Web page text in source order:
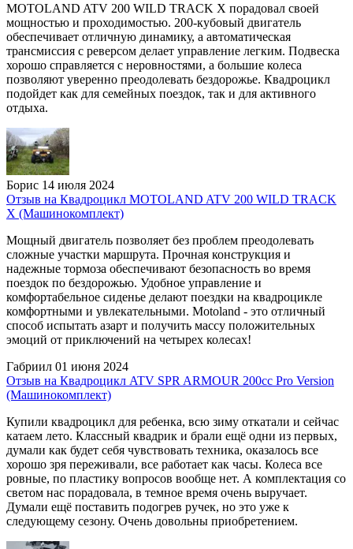
MOTOLAND ATV 200 WILD TRACK X порадовал своей
мощностью и проходимостью. 200-кубовый двигатель
обеспечивает отличную динамику, а автоматическая
трансмиссия с реверсом делает управление легким. Подвеска
хорошо справляется с неровностями, а большие колеса
позволяют уверенно преодолевать бездорожье. Квадроцикл
подойдет как для семейных поездок, так и для активного
отдыха.
Борис 14 июля 2024
Отзыв на Квадроцикл MOTOLAND ATV 200 WILD TRACK
X (Машинокомплект)
Мощный двигатель позволяет без проблем преодолевать
сложные участки маршрута. Прочная конструкция и
надежные тормоза обеспечивают безопасность во время
поездок по бездорожью. Удобное управление и
комфортабельное сиденье делают поездки на квадроцикле
комфортными и увлекательными. Motoland - это отличный
способ испытать азарт и получить массу положительных
эмоций от приключений на четырех колесах!
Габриил 01 июня 2024
Отзыв на Квадроцикл ATV SPR ARMOUR 200cc Pro Version
(Машинокомплект)
Купили квадроцикл для ребенка, всю зиму откатали и сейчас
катаем лето. Классный квадрик и брали ещё одни из первых,
думали как будет себя чувствовать техника, оказалось все
хорошо зря переживали, все работает как часы. Колеса все
ровные, по пластику вопросов вообще нет. А комплектация со
светом нас порадовала, в темное время очень выручает.
Думали ещё поставить подогрев ручек, но это уже к
следующему сезону. Очень довольны приобретением.